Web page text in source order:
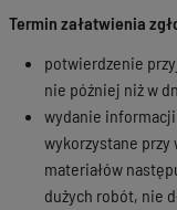
Termin załatwienia
potwierdzenie
nie później niż w
wydanie
wykorzystane
materiałów
dużych robót, nie